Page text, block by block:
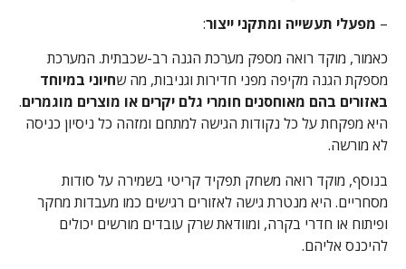
– מפעלי תעשייה ומתקני ייצור:
כאמור, מוקד רואה מספק מערכת הגנה רב-שכבתית. המערכת
מספקת הגנה מקיפה מפני חדירות וגניבות, מה שחיוני במיוחד
באזורים בהם מאוחסנים חומרי גלם יקרים או מוצרים מוגמרים.
היא מפקחת על כל נקודות הגישה למתחם ומזהה כל ניסיון כניסה
לא מורשה.
בנוסף, מוקד רואה משחק תפקיד קריטי בשמירה על סודות
מסחריים. היא מנטרת גישה לאזורים רגישים כמו מעבדות מחקר
ופיתוח או חדרי בקרה, ומוודאת שרק עובדים מורשים יכולים
להיכנס אליהם.